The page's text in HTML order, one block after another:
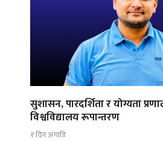
सुशासन, पारदर्शिता र योग्यता
विश्वविद्यालय रूपान्तरण
१ दिन अगाडि